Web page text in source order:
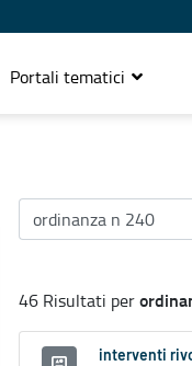
Portali tematici
46 Risultati per
interventi